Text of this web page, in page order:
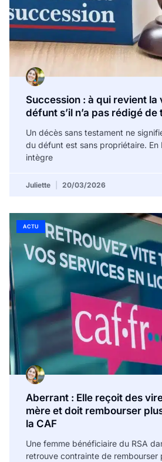
Succession : à qui revient la
défunt s’il n’a pas rédigé de
Un décès sans testament ne
du défunt est sans propriétaire. En
intègre
Juliette 20/03/2026
ACTU
Aberrant : Elle reçoit des
mère et doit rembourser
la CAF
Une femme bénéficiaire du RSA
retrouve contrainte de rembourser